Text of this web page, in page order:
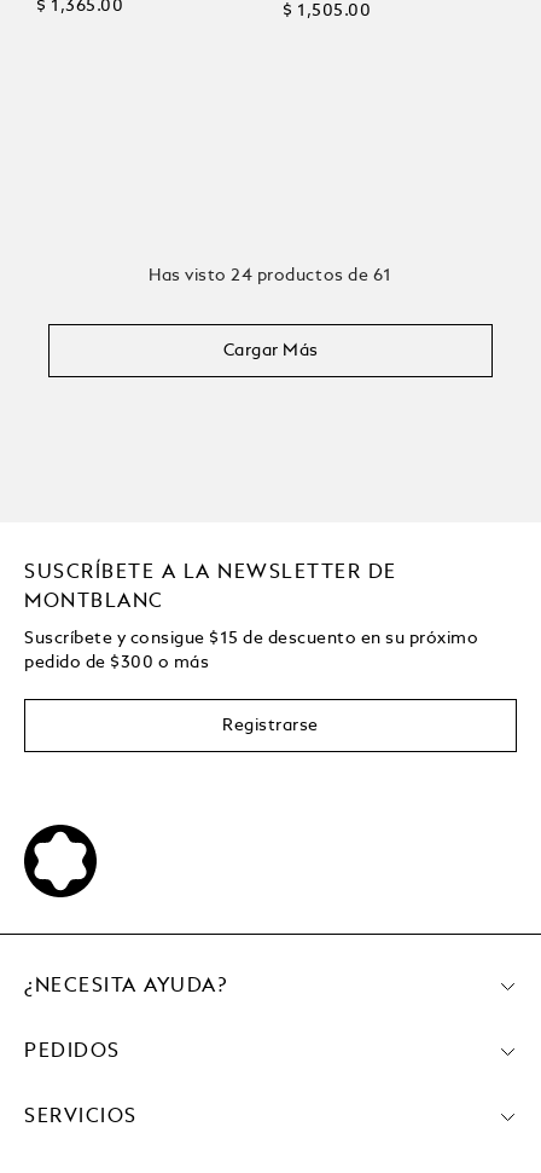
$ 1,365.00
$ 1,505.00
Has visto 24 productos de 61
Cargar Más
SUSCRÍBETE A LA NEWSLETTER DE
MONTBLANC
Suscríbete y consigue $15 de descuento en su próximo
pedido de $300 o más
Registrarse
¿NECESITA AYUDA?
PEDIDOS
SERVICIOS